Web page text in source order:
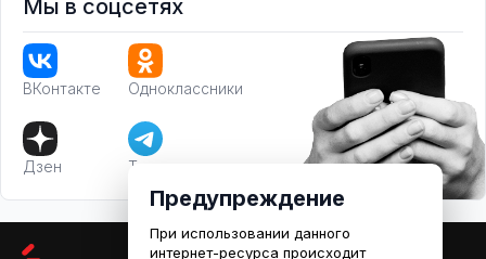
Мы в соцсетях
ВКонтакте Одноклассники
Дзен Телеграм
Предупреждение
При использовании данного
интернет-ресурса происходит